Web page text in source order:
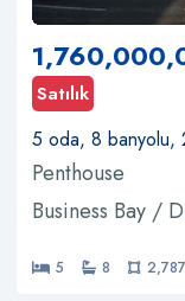
Satılık
5 oda, 8 banyolu,
Penthouse
Business Bay /
5 8